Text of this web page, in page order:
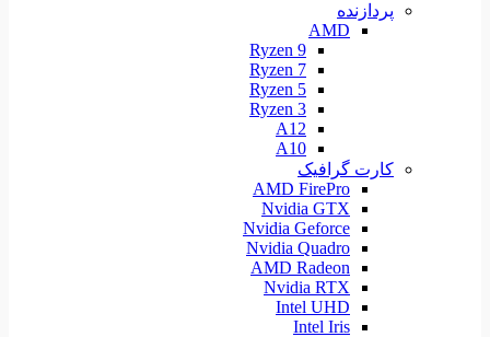
پردازنده
AMD
Ryzen 9
Ryzen 7
Ryzen 5
Ryzen 3
A12
A10
کارت گرافیک
AMD FirePro
Nvidia GTX
Nvidia Geforce
Nvidia Quadro
AMD Radeon
Nvidia RTX
Intel UHD
Intel Iris